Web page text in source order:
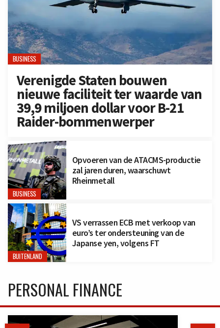
BUSINESS
Verenigde Staten bouwen
nieuwe faciliteit ter waarde van
39,9 miljoen dollar voor B-21
Raider-bommenwerper
BUSINESS
Opvoeren van de ATACMS-productie
zal jaren duren, waarschuwt
Rheinmetall
BUITENLAND
VS verrassen ECB met verkoop van
euro’s ter ondersteuning van de
Japanse yen, volgens FT
PERSONAL FINANCE